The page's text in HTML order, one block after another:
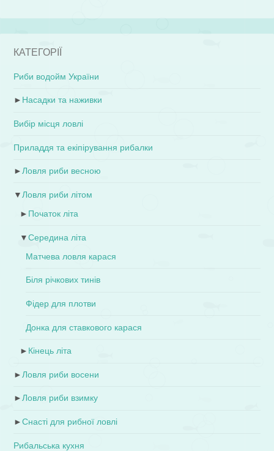
КАТЕГОРІЇ
Риби водойм України
► Насадки та наживки
Вибір місця ловлі
Приладдя та екіпірування рибалки
► Ловля риби весною
▼ Ловля риби літом
► Початок літа
▼Середина літа
Матчева ловля карася
Біля річкових тинів
Фідер для плотви
Донка для ставкового карася
► Кінець літа
► Ловля риби восени
►Ловля риби взимку
►Снасті для рибної ловлі
Рибальська кухня